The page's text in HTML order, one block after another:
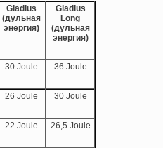
Gladius
(дульная
энергия)
Gladius
Long
(дульная
энергия)
30 Joule 36 Joule
26 Joule 30 Joule
22 Joule 26,5 Joule